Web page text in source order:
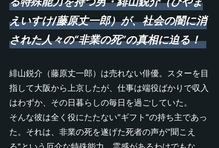
えいすけ/藤原丈一郎）が、社会の闇に消
された人々の“非業の死”の真相に迫る！
緋山鋭介（藤原丈一郎）は売れない俳優。スターを目
指して大阪から上京したが、仕事は端役ばかりで収入
はわずか、その日暮らしの毎日を過ごしていた。
そんな彼は全く役にたたない“ギフト”の持ち主であっ
た。それは、非業の死を遂げた死者の声が“聞こえ